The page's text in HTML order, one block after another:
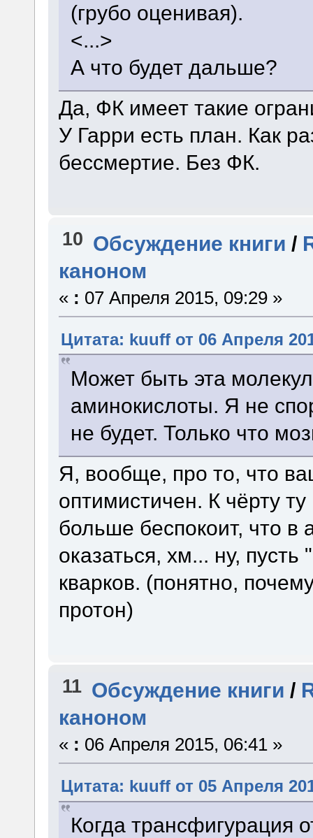
(грубо оценивая).
<...>
А что будет дальше?
Да, ФК имеет такие
У Гарри есть план. Как
бессмертие. Без ФК.
10 Обсуждение книги /
каноном
« : 07 Апреля 2015, 09:29 »
Цитата: kuuff от 06 Апреля
Может быть эта
аминокислоты. Я не
не будет. Только что
Я, вообще, про то, что
оптимистичен. К чёрту
больше беспокоит, что
оказаться, хм... ну,
кварков. (понятно,
протон)
11 Обсуждение книги /
каноном
« : 06 Апреля 2015, 06:41 »
Цитата: kuuff от 05 Апреля
Когда трансфигурация